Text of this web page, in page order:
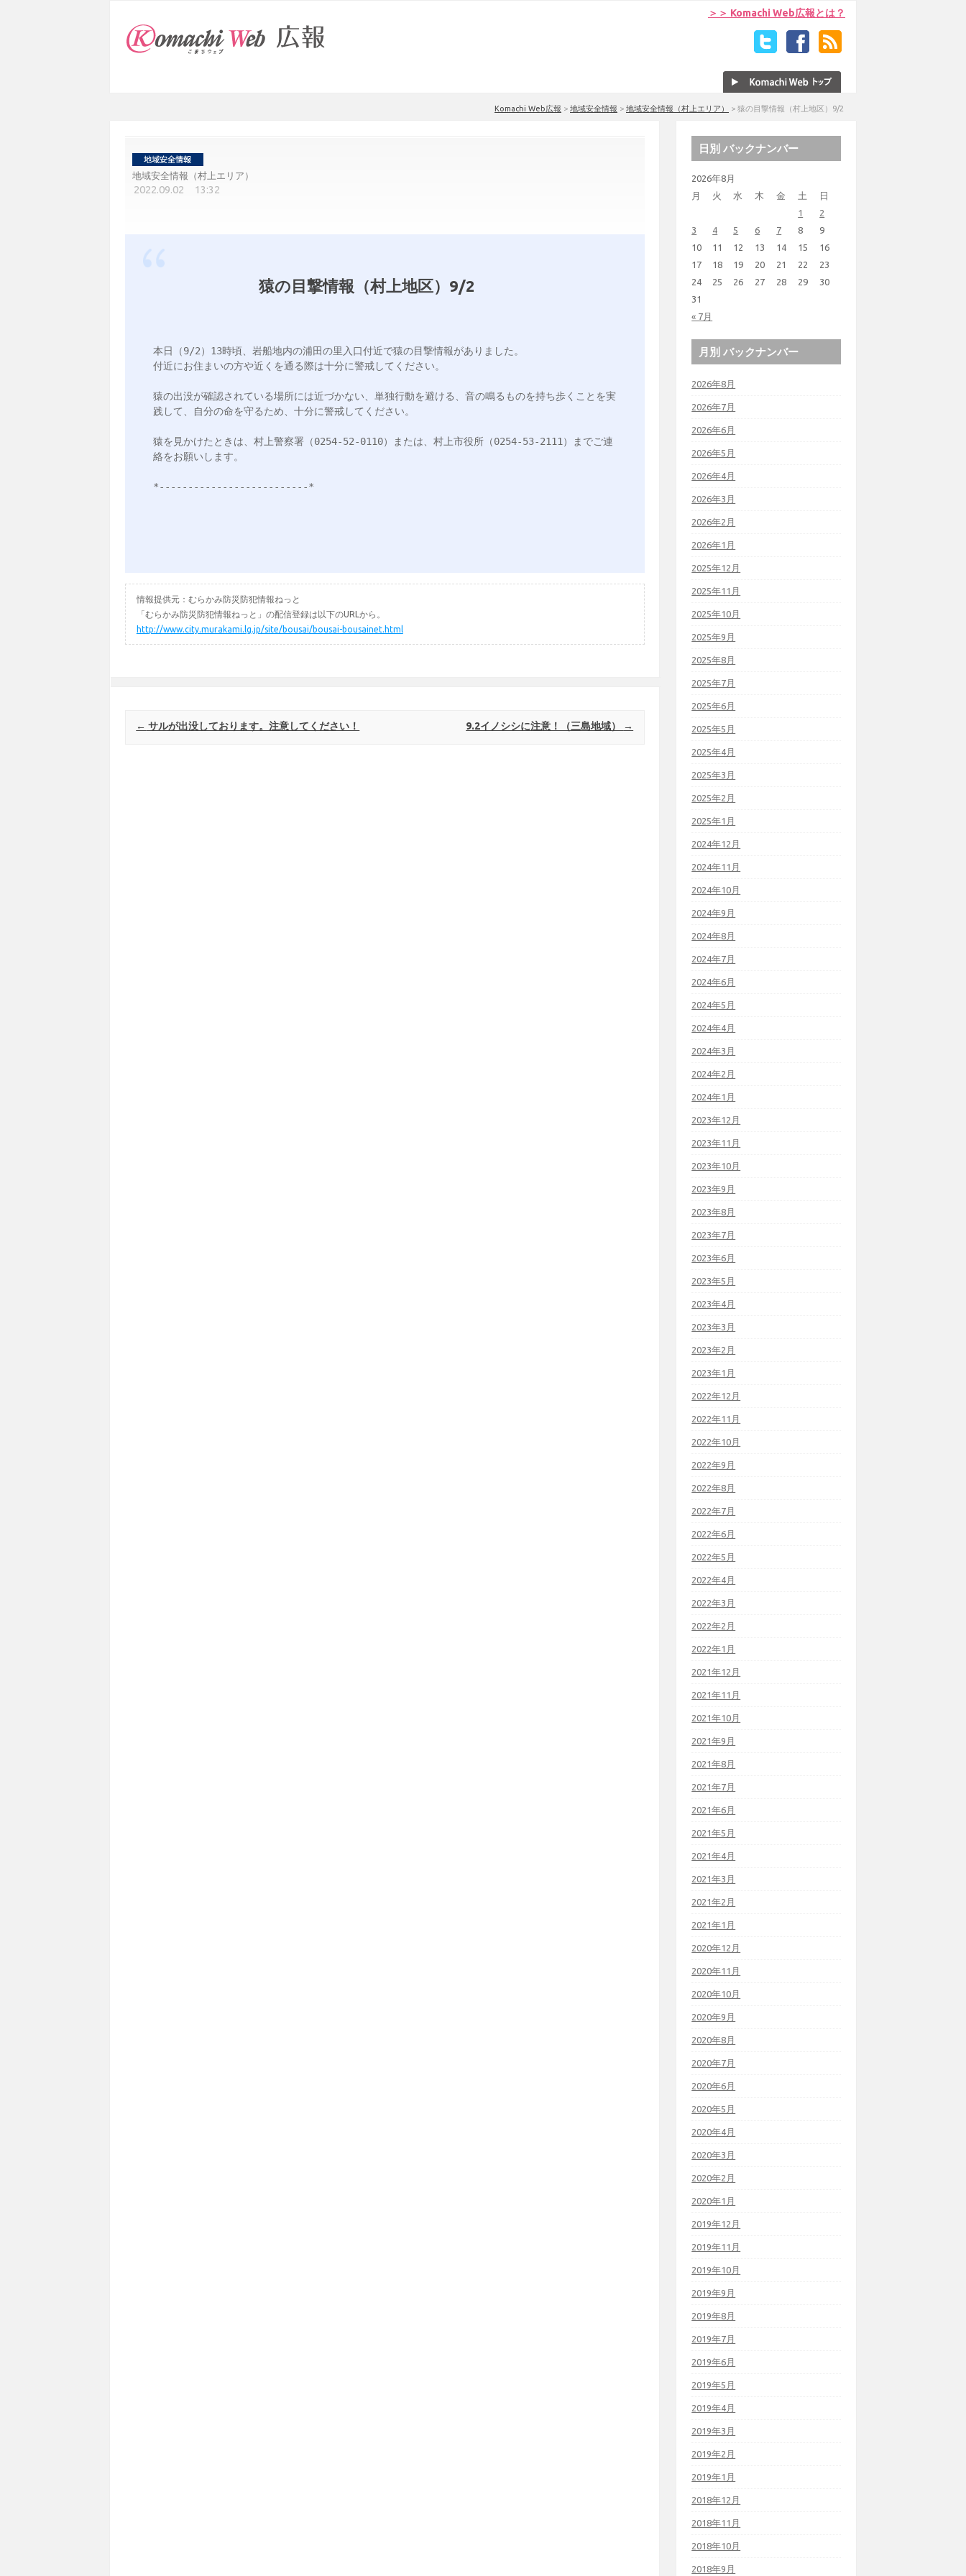
＞＞ Komachi Web広報とは？
Komachi Web広報 > 地域安全情報 > 地域安全情報（村上エリア） > 猿の目撃情報（村上地区）9/2
地域安全情報（村上エリア）
2022.09.02 13:32
猿の目撃情報（村上地区）9/2
本日（9/2）13時頃、岩船地内の浦田の里入口付近で猿の目撃情報がありました。
付近にお住まいの方や近くを通る際は十分に警戒してください。
猿の出没が確認されている場所には近づかない、単独行動を避ける、音の鳴るものを持ち歩くことを実
践して、自分の命を守るため、十分に警戒してください。
猿を見かけたときは、村上警察署（0254-52-0110）または、村上市役所（0254-53-2111）までご連
絡をお願いします。
情報提供元：むらかみ防災防犯情報ねっと
「むらかみ防災防犯情報ねっと」の配信登録は以下のURLから。
http://www.city.murakami.lg.jp/site/bousai/bousai-bousainet.html
Post navigation
← サルが出没しております。注意してください！ 9.2イノシシに注意！（三島地域） →
日別 バックナンバー
2026年8月
月
火 水 木 金 土 日
« 7月
1
2
3
4 5 6 7 8
9
10
11 12 13 14 15
16
17
18 19 20 21 22
23
24
25 26 27 28 29
30
31
月別 バックナンバー
2026年8月
2026年7月
2026年6月
2026年5月
2026年4月
2026年3月
2026年2月
2026年1月
2025年12月
2025年11月
2025年10月
2025年9月
2025年8月
2025年7月
2025年6月
2025年5月
2025年4月
2025年3月
2025年2月
2025年1月
2024年12月
2024年11月
2024年10月
2024年9月
2024年8月
2024年7月
2024年6月
2024年5月
2024年4月
2024年3月
2024年2月
2024年1月
2023年12月
2023年11月
2023年10月
2023年9月
2023年8月
2023年7月
2023年6月
2023年5月
2023年4月
2023年3月
2023年2月
2023年1月
2022年12月
2022年11月
2022年10月
2022年9月
2022年8月
2022年7月
2022年6月
2022年5月
2022年4月
2022年3月
2022年2月
2022年1月
2021年12月
2021年11月
2021年10月
2021年9月
2021年8月
2021年7月
2021年6月
2021年5月
2021年4月
2021年3月
2021年2月
2021年1月
2020年12月
2020年11月
2020年10月
2020年9月
2020年8月
2020年7月
2020年6月
2020年5月
2020年4月
2020年3月
2020年2月
2020年1月
2019年12月
2019年11月
2019年10月
2019年9月
2019年8月
2019年7月
2019年6月
2019年5月
2019年4月
2019年3月
2019年2月
2019年1月
2018年12月
2018年11月
2018年10月
2018年9月